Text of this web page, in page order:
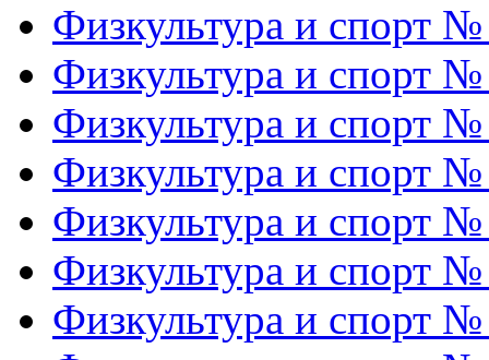
Физкультура и спорт
Физкультура и спорт
Физкультура и спорт
Физкультура и спорт
Физкультура и спорт
Физкультура и спорт
Физкультура и спорт